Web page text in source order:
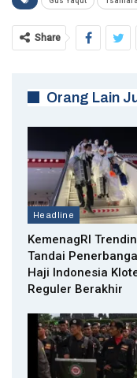
Share
Orang Lain
Headline
KemenagRI
Tandai
Haji Indonesia
Reguler Berakhir